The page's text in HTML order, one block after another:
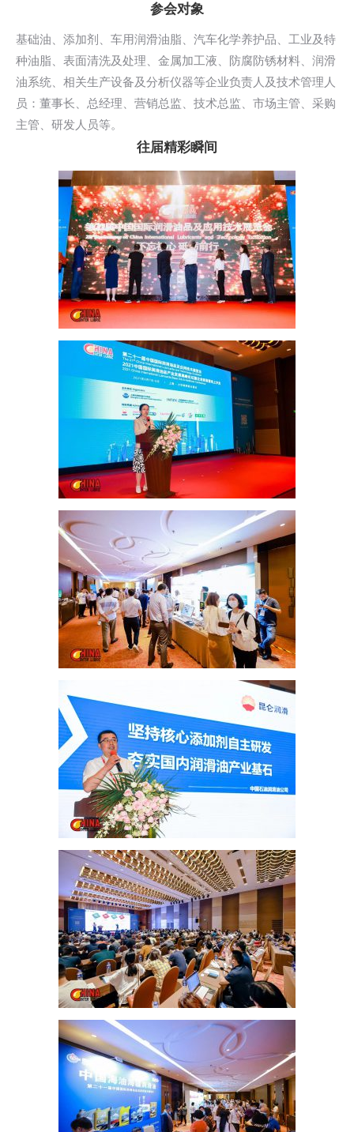
参会对象
基础油、添加剂、车用润滑油脂、汽车化学养护品、工业及特
种油脂、表面清洗及处理、金属加工液、防腐防锈材料、润滑
油系统、相关生产设备及分析仪器等企业负责人及技术管理人
员：董事长、总经理、营销总监、技术总监、市场主管、采购
主管、研发人员等。
往届精彩瞬间